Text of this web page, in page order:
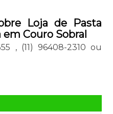
Loja de Pasta
Couro Sobral
, (11) 96408-2310 ou